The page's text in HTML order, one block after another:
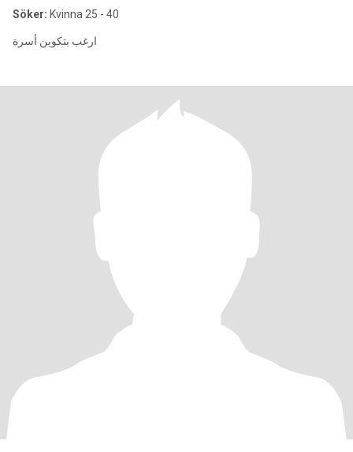
Söker: Kvinna 25 - 40
ارغب بتكوين أسرة